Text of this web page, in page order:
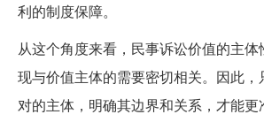
利的制度保障。
从这个角度来看，民事诉讼价值的主
现与价值主体的需要密切相关。因此
对的主体，明确其边界和关系，才能